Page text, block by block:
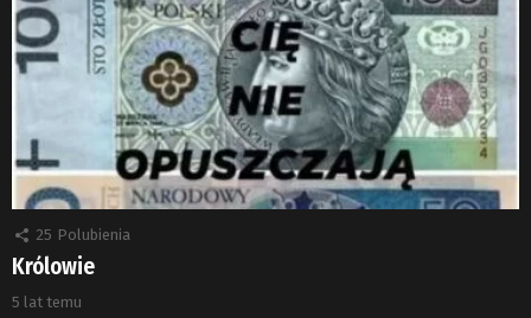
25 Polubienia
Królowie
5 lat temu